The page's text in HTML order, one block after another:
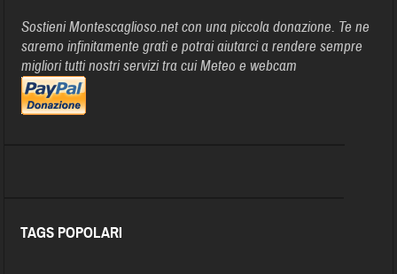
Sostieni Montescaglioso.net con una piccola donazione. Te ne
saremo infinitamente grati e potrai aiutarci a rendere sempre
migliori tutti nostri servizi tra cui Meteo e webcam
TAGS POPOLARI